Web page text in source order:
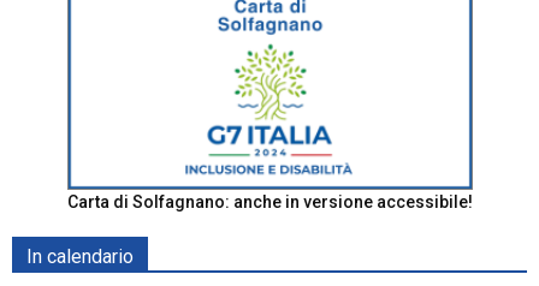
Carta di Solfagnano: anche in versione accessibile!
In calendario